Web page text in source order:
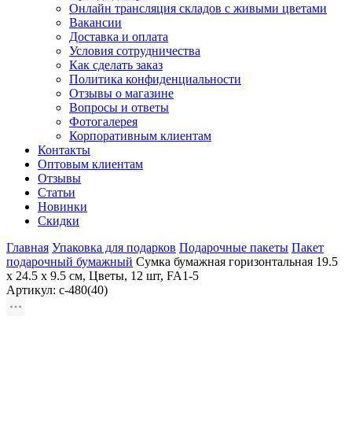
Онлайн трансляция складов с живыми цветами
Вакансии
Доставка и оплата
Условия сотрудничества
Как сделать заказ
Политика конфиденциальности
Отзывы о магазине
Вопросы и ответы
Фотогалерея
Корпоративным клиентам
Контакты
Оптовым клиентам
Отзывы
Статьи
Новинки
Скидки
Главная Упаковка для подарков Подарочные пакеты Пакет
подарочный бумажный Сумка бумажная горизонтальная 19.5
х 24.5 х 9.5 см, Цветы, 12 шт, FA1-5
Артикул: с-480(40)